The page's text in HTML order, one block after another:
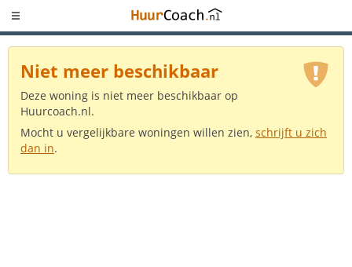
Niet meer beschikbaar
Deze woning is niet meer beschikbaar op
Huurcoach.nl.
Mocht u vergelijkbare woningen willen zien, schrijft u zich
dan in.